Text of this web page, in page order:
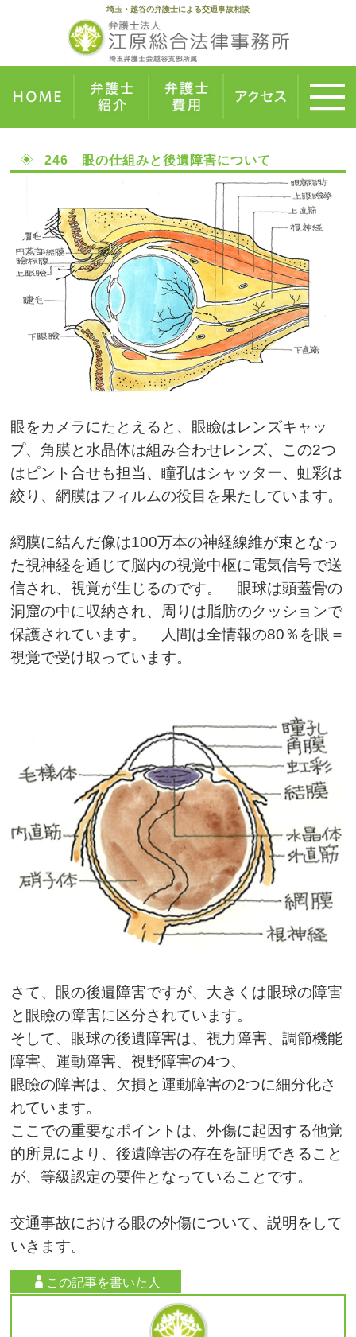
埼玉・越谷の弁護士による交通事故相談
246 眼の仕組みと後遺障害について
眼をカメラにたとえると、眼瞼はレンズキャッ
プ、角膜と水晶体は組み合わせレンズ、この2つ
はピント合せも担当、瞳孔はシャッター、虹彩は
絞り、網膜はフィルムの役目を果たしています。
網膜に結んだ像は100万本の神経線維が束となっ
た視神経を通じて脳内の視覚中枢に電気信号で送
信され、視覚が生じるのです。 眼球は頭蓋骨の
洞窟の中に収納され、周りは脂肪のクッションで
保護されています。 人間は全情報の80％を眼＝
視覚で受け取っています。
さて、眼の後遺障害ですが、大きくは眼球の障害
と眼瞼の障害に区分されています。
そして、眼球の後遺障害は、視力障害、調節機能
障害、運動障害、視野障害の4つ、
眼瞼の障害は、欠損と運動障害の2つに細分化さ
れています。
ここでの重要なポイントは、外傷に起因する他覚
的所見により、後遺障害の存在を証明できること
が、等級認定の要件となっていることです。
交通事故における眼の外傷について、説明をして
いきます。
この記事を書いた人